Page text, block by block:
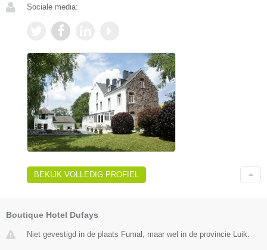
Sociale media:
BEKIJK VOLLEDIG PROFIEL
Boutique Hotel Dufays
Niet gevestigd in de plaats Fumal, maar wel in de provincie Luik.